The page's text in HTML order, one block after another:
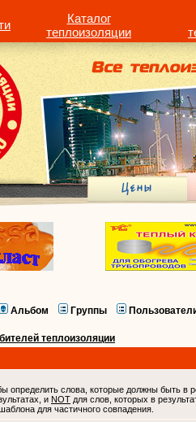
Каталог
теплоизоляции
Альбом Группы
теплоизоляции
определить слова, которые должны быть в
и NOT для слов, которых в
для частичного совпадения.